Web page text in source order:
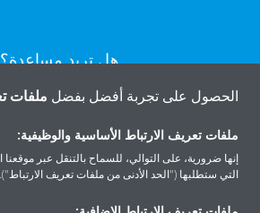
هل تريد مساعدة؟
الحصول على تجربة أفضل بفضل ملفات
ملفات تعريف الارتباط الأساسية والوظيفية:
إنها ضرورية، على التوالي، للسماح بالتنقل عبر موقعنا
التي ستطلبها ("الحد الأدنى من ملفات تعريف الارتباط").